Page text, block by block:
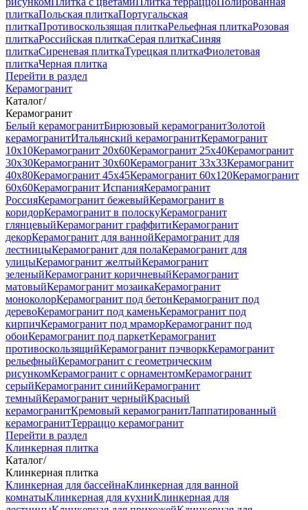
плиткаПольская плиткаПортугальская
плиткаПротивоскользящая плиткаРельефная плиткаРозовая
плиткаРоссийская плиткаСерая плиткаСиняя
плиткаСиреневая плиткаТурецкая плиткаФиолетовая
плиткаЧерная плитка
Перейти в раздел
Керамогранит
Каталог/
Керамогранит
Белый керамогранитБирюзовый керамогранитЗолотой
керамогранитИтальянский керамогранитКерамогранит
10x10Керамогранит 20x60Керамогранит 25x40Керамогранит
30x30Керамогранит 30x60Керамогранит 33x33Керамогранит
40x80Керамогранит 45x45Керамогранит 60x120Керамогранит
60x60Керамогранит ИспанияКерамогранит
РоссияКерамогранит бежевыйКерамогранит в
коридорКерамогранит в полоскуКерамогранит
глянцевыйКерамогранит граффитиКерамогранит
декорКерамогранит для ваннойКерамогранит для
лестницыКерамогранит для полаКерамогранит для
улицыКерамогранит желтыйКерамогранит
зеленыйКерамогранит коричневыйКерамогранит
матовыйКерамогранит мозаикаКерамогранит
моноколорКерамогранит под бетонКерамогранит под
деревоКерамогранит под каменьКерамогранит под
кирпичКерамогранит под мраморКерамогранит под
обоиКерамогранит под паркетКерамогранит
противоскользящийКерамогранит пэчворкКерамогранит
рельефныйКерамогранит с геометрическим
рисункомКерамогранит с орнаментомКерамогранит
серыйКерамогранит синийКерамогранит
темныйКерамогранит черныйКрасный
керамогранитКремовый керамогранитЛаппатированный
керамогранитТерраццо керамогранит
Перейти в раздел
Клинкерная плитка
Каталог/
Клинкерная плитка
Клинкерная для бассейнаКлинкерная для ванной
комнатыКлинкерная для кухниКлинкерная для